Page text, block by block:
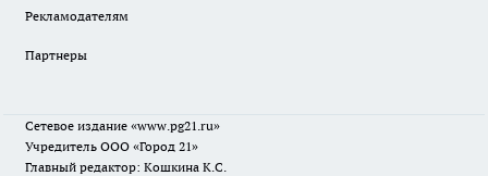
Рекламодателям
Партнеры
Сетевое издание «www.pg21.ru»
Учредитель ООО «Город 21»
Главный редактор: Кошкина К.С.